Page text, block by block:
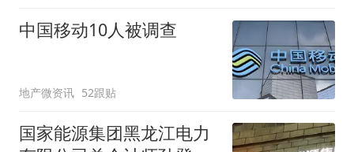
中国移动10人被调查
地产微资讯 52跟贴
国家能源集团黑龙江电力